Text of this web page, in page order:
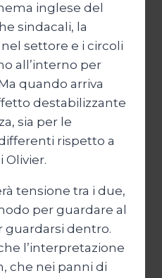
inglese del
sindacali, la
settore e i circoli
all’interno per
quando arriva
destabilizzante
sia per le
rispetto a
Olivier.
tensione tra i due,
per guardare al
dentro.
l’interpretazione
che nei panni di